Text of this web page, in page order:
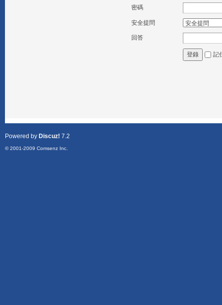
密碼
安全提問
回答
登錄 記
Powered by Discuz! 7.2
© 2001-2009 Comsenz Inc.